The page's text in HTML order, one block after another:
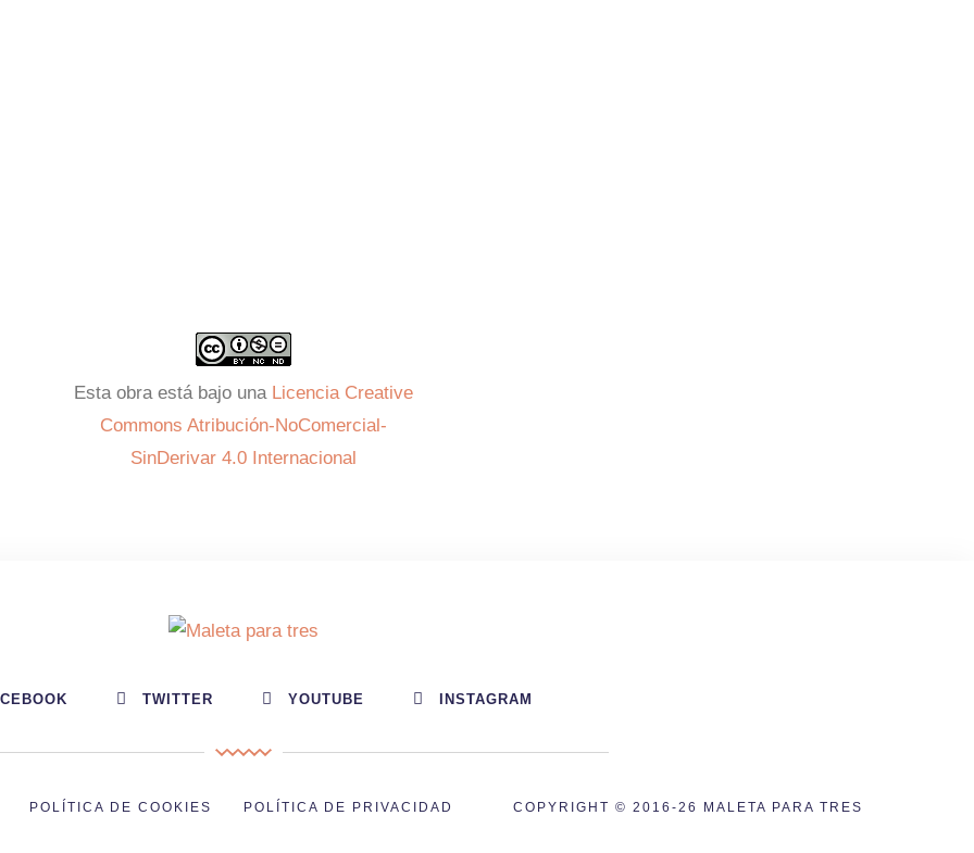
Esta obra está bajo una Licencia Creative
Commons Atribución-NoComercial-
SinDerivar 4.0 Internacional
TWITTER YOUTUBE INSTAGRAM
POLÍTICA DE COOKIES POLÍTICA DE PRIVACIDAD COPYRIGHT © 2016-26 MALETA PARA TRES